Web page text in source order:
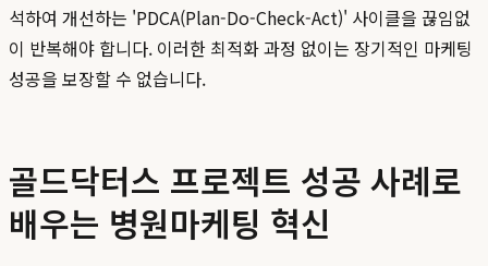
석하여 개선하는 'PDCA(Plan-Do-Check-Act)' 사이클을 끊임없
이 반복해야 합니다. 이러한 최적화 과정 없이는 장기적인 마케팅
성공을 보장할 수 없습니다.
골드닥터스 프로젝트 성공 사례로
배우는 병원마케팅 혁신